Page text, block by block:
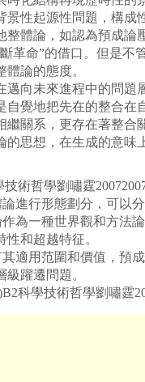
景性起源性問題，構
整體論，如認為預成
革命”的借口。但是
論的態度。
未來進程中的問題層
自覺地把先在的整合在
繼關系，更存在著整
的思想，在生成的意味
術哲學劉嘯霆
進行形態劃分，可以
一種世界觀和方法論
和超越特征。
用范圍和價值，預成
躍遷問題。
科學技術哲學劉嘯霆